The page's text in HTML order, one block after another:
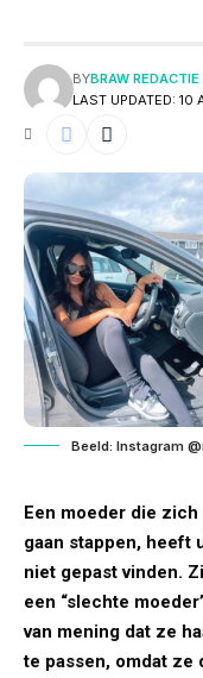
LAST UPDATED: 10
BYBRAW REDACTIE
Beeld: Instagram
Een moeder die
gaan stappen, heeft
niet gepast vinden.
een “slechte
van mening dat ze
te passen, omdat ze